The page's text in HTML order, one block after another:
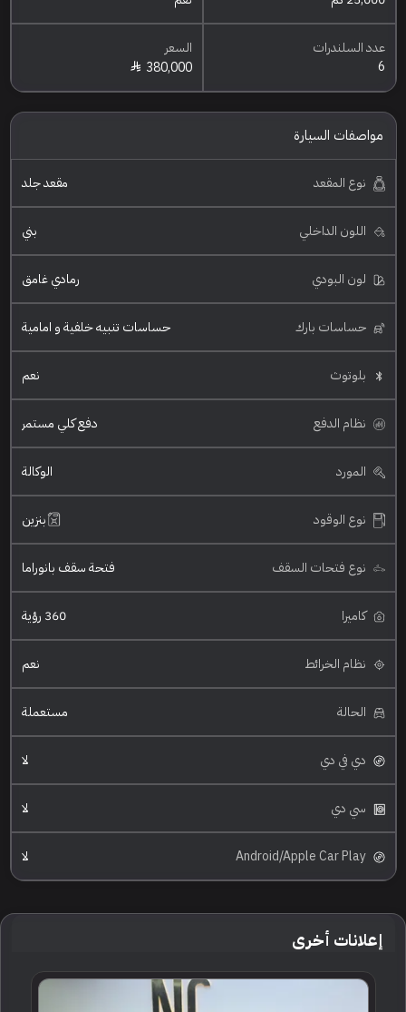
عدد السلندرات
6
السعر
380,000
مواصفات السيارة
نوع المقعد مقعد جلد
اللون الداخلي بني
لون البودي رمادي غامق
حساسات بارك حساسات تنبيه خلفية و امامية
بلوتوث نعم
نظام الدفع دفع كلي مستمر
المورد الوكالة
نوع الوقود بنزين
نوع فتحات السقف فتحة سقف بانوراما
كاميرا 360 رؤية
نظام الخرائط نعم
الحالة مستعملة
دي في دي لا
سي دي لا
Android/Apple Car Play لا
إعلانات أخرى